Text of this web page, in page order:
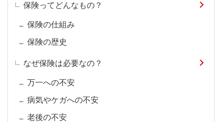
保険ってどんなもの？
保険の仕組み
保険の歴史
なぜ保険は必要なの？
万一への不安
病気やケガへの不安
老後の不安